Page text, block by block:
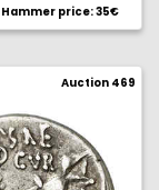
Hammer price: 35€
Auction 469